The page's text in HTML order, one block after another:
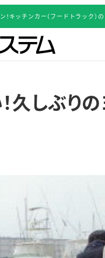
キッチンカー（フードトラック）
久しぶりの